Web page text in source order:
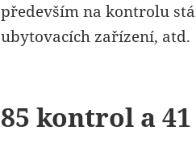
především na kontrolu
ubytovacích zařízení, atd.
85 kontrol a